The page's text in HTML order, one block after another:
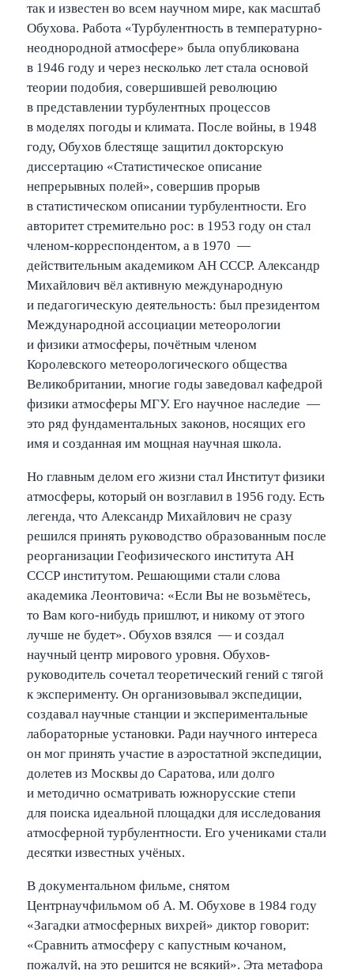
так и известен во всем научном мире, как масштаб
Обухова. Работа «Турбулентность в температурно-
неоднородной атмосфере» была опубликована
в 1946 году и через несколько лет стала основой
теории подобия, совершившей революцию
в представлении турбулентных процессов
в моделях погоды и климата. После войны, в 1948
году, Обухов блестяще защитил докторскую
диссертацию «Статистическое описание
непрерывных полей», совершив прорыв
в статистическом описании турбулентности. Его
авторитет стремительно рос: в 1953 году он стал
членом-корреспондентом, а в 1970 —
действительным академиком АН СССР. Александр
Михайлович вёл активную международную
и педагогическую деятельность: был президентом
Международной ассоциации метеорологии
и физики атмосферы, почётным членом
Королевского метеорологического общества
Великобритании, многие годы заведовал кафедрой
физики атмосферы МГУ. Его научное наследие —
это ряд фундаментальных законов, носящих его
имя и созданная им мощная научная школа.
Но главным делом его жизни стал Институт физики
атмосферы, который он возглавил в 1956 году. Есть
легенда, что Александр Михайлович не сразу
решился принять руководство образованным после
реорганизации Геофизического института АН
СССР институтом. Решающими стали слова
академика Леонтовича: «Если Вы не возьмётесь,
то Вам кого-нибудь пришлют, и никому от этого
лучше не будет». Обухов взялся — и создал
научный центр мирового уровня. Обухов-
руководитель сочетал теоретический гений с тягой
к эксперименту. Он организовывал экспедиции,
создавал научные станции и экспериментальные
лабораторные установки. Ради научного интереса
он мог принять участие в аэростатной экспедиции,
долетев из Москвы до Саратова, или долго
и методично осматривать южнорусские степи
для поиска идеальной площадки для исследования
атмосферной турбулентности. Его учениками стали
десятки известных учёных.
В документальном фильме, снятом
Центрнаучфильмом об А. М. Обухове в 1984 году
«Загадки атмосферных вихрей» диктор говорит:
«Сравнить атмосферу с капустным кочаном,
пожалуй, на это решится не всякий». Эта метафора